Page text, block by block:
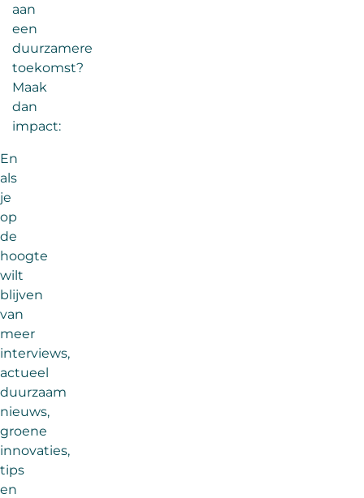
aan
een
duurzamere
toekomst?
Maak
dan
impact:
En
als
je
op
de
hoogte
wilt
blijven
van
meer
interviews,
actueel
duurzaam
nieuws,
groene
innovaties,
tips
en